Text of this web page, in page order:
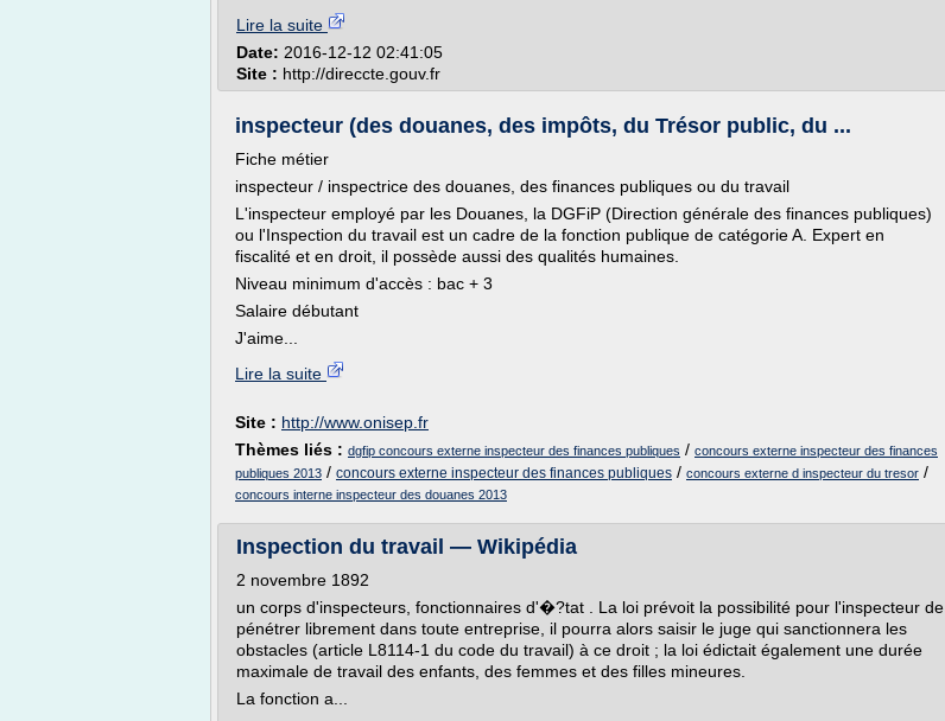
Lire la suite
Date: 2016-12-12 02:41:05
Site : http://direccte.gouv.fr
inspecteur (des douanes, des impôts, du Trésor public, du ...
Fiche métier
inspecteur / inspectrice des douanes, des finances publiques ou du travail
L'inspecteur employé par les Douanes, la DGFiP (Direction générale des finances publiques)
ou l'Inspection du travail est un cadre de la fonction publique de catégorie A. Expert en
fiscalité et en droit, il possède aussi des qualités humaines.
Niveau minimum d'accès : bac + 3
Salaire débutant
J'aime...
Lire la suite
Site : http://www.onisep.fr
Thèmes liés : dgfip concours externe inspecteur des finances publiques / concours externe inspecteur des finances
publiques 2013 / concours externe inspecteur des finances publiques / concours externe d inspecteur du tresor /
concours interne inspecteur des douanes 2013
Inspection du travail — Wikipédia
2 novembre 1892
un corps d'inspecteurs, fonctionnaires d'�?tat . La loi prévoit la possibilité pour l'inspecteur de
pénétrer librement dans toute entreprise, il pourra alors saisir le juge qui sanctionnera les
obstacles (article L8114-1 du code du travail) à ce droit ; la loi édictait également une durée
maximale de travail des enfants, des femmes et des filles mineures.
La fonction a...